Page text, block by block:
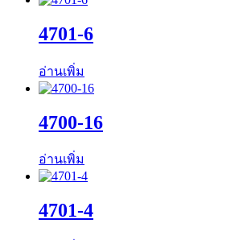
4701-6
อ่านเพิ่ม
4700-16
อ่านเพิ่ม
4701-4